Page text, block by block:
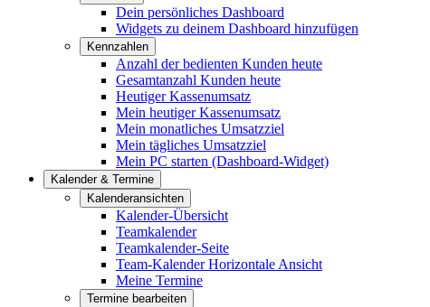
Dein persönliches Dashboard
Widgets zu deinem Dashboard hinzufügen
Kennzahlen
Anzahl der bedienten Kunden heute
Gesamtanzahl Kunden heute
Heutiger Kassenumsatz
Mein heutiger Kassenumsatz
Mein monatliches Umsatzziel
Mein tägliches Umsatzziel
Mein PC starten (Dashboard-Widget)
Kalender & Termine
Kalenderansichten
Kalender-Übersicht
Teamkalender
Teamkalender-Seite
Team-Kalender Horizontale Ansicht
Meine Termine
Termine bearbeiten